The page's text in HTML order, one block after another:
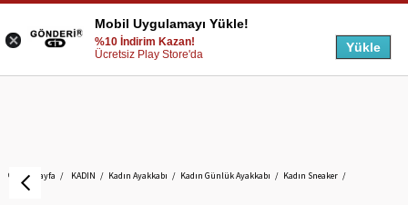
Anasayfa KADIN Kadın Ayakkabı Kadın Günlük Ayakkabı Kadın Sneaker
Mobil Uygulamayı Yükle!
%10 İndirim Kazan!
Ücretsiz Play Store'da
Yükle